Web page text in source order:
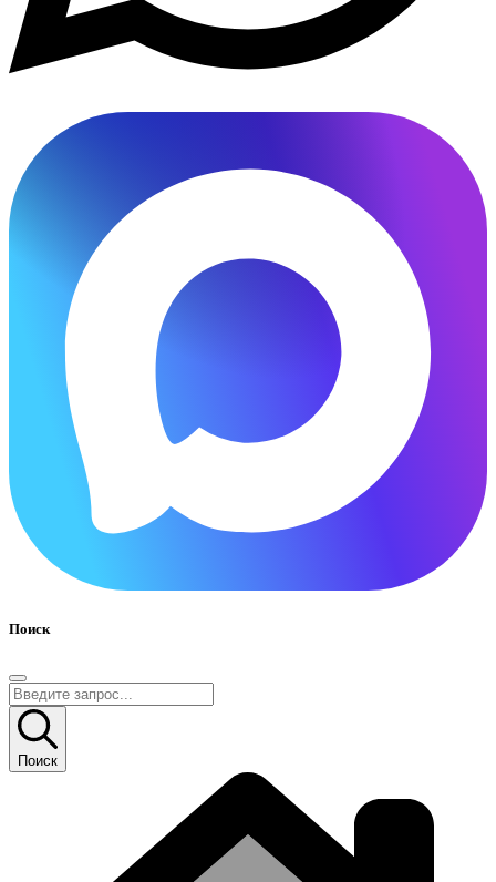
Поиск
Поиск